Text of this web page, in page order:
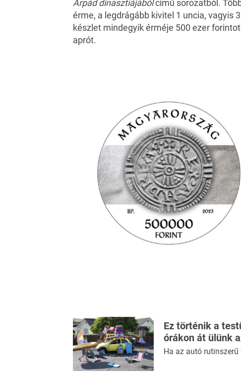
Árpád dinasztiájábólcímű sorozatból.
érme, a legdrágább kivitel 1 uncia, vagyis
készlet mindegyik érméje 500 ezer
aprót.
Ez történik a
órákon át ülünk
Ha az autó